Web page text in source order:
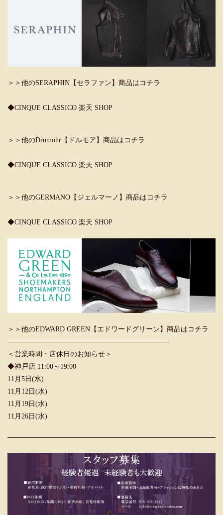
＞＞他のSERAPHIN【セラファン】商品はコチラ
◆CINQUE CLASSICO 楽天 SHOP
＞＞他のDrumohr【ドルモア】商品はコチラ
◆CINQUE CLASSICO 楽天 SHOP
＞＞他のGERMANO【ジェルマーノ】商品はコチラ
◆CINQUE CLASSICO 楽天 SHOP
＞＞他のEDWARD GREEN【エドワードグリーン】商品はコチラ
———————————————————————-
＜営業時間・店休日のお知らせ＞
◆神戸店 11:00～19:00
11月5日(水)
11月12日(水)
11月19日(水)
11月26日(水)